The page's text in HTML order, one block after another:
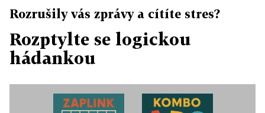
Rozrušily vás zprávy a cítíte stres?
Rozptylte se logickou
hádankou